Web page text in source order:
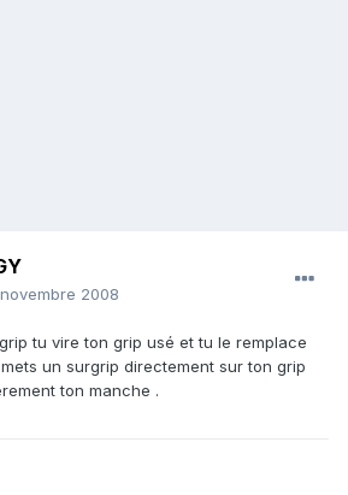
2008
tu vire ton grip usé et tu le remplace
un surgrip directement sur ton grip
ton manche .